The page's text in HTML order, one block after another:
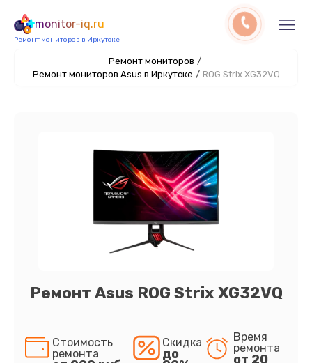
monitor-iq.ru
Ремонт мониторов в Иркутске
Ремонт мониторов /
Ремонт мониторов Asus в Иркутске / ROG Strix XG32VQ
Ремонт Asus ROG Strix XG32VQ
Стоимость
ремонта
Скидка
до
Время
ремонта
от 20